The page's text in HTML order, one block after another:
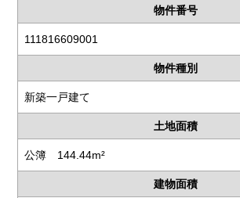
物件番号
111816609001
物件種別
新築一戸建て
土地面積
公簿 144.44m²
建物面積